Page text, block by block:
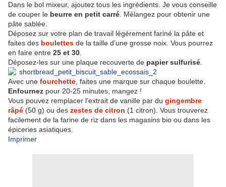
Dans le bol mixeur, ajoutez tous les ingrédients. Je vous conseille
de couper le beurre en petit carré . Mélangez pour obtenir une
pâte sablée.
Déposez sur votre plan de travail légèrement fariné la pâte et
faites des boulettes de la taille d'une grosse noix. Vous pourrez
en faire entre 25 et 30
Déposez-les sur une plaque recouverte de papier sulfurisé
Avec une fourchette , faites une marque sur chaque boulette.
Enfournez pour 20-25 minutes, mangez !
Vous pouvez remplacer l'extrait de vanille par du gingembre
râpé (50 g) ou des zestes de citron (1 citron). Vous trouverez
facilement de la farine de riz dans les magasins bio ou dans les
épiceries asiatiques.
Imprimer